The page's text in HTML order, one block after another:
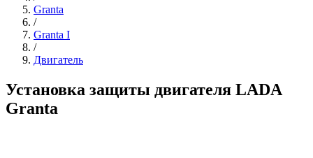
Granta
/
Granta I
/
Двигатель
Установка защиты двигателя LADA
Granta